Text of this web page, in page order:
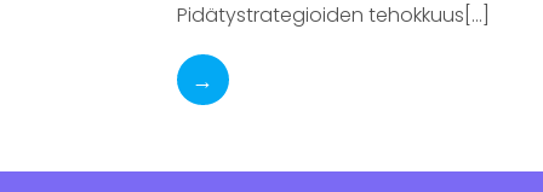
Pidätystrategioiden tehokkuus[…]
→